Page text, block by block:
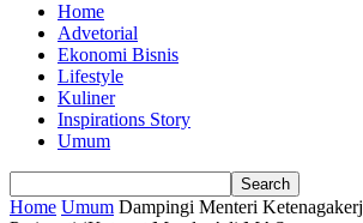
Home
Advetorial
Ekonomi Bisnis
Lifestyle
Kuliner
Inspirations Story
Umum
Home Umum Dampingi Menteri